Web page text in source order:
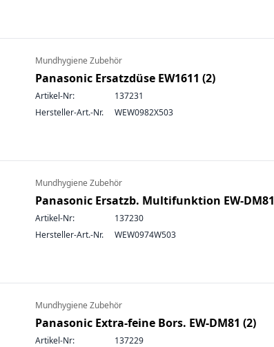
Mundhygiene Zubehör
Panasonic Ersatzdüse EW1611 (2)
Artikel-Nr:
137231
Hersteller-Art.-Nr.
WEW0982X503
Mundhygiene Zubehör
Panasonic Ersatzb. Multifunktion EW-DM81
Artikel-Nr:
137230
Hersteller-Art.-Nr.
WEW0974W503
Mundhygiene Zubehör
Panasonic Extra-feine Bors. EW-DM81 (2)
Artikel-Nr:
137229